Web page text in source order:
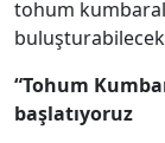
tohum
“Tohum
başlatıyoruz